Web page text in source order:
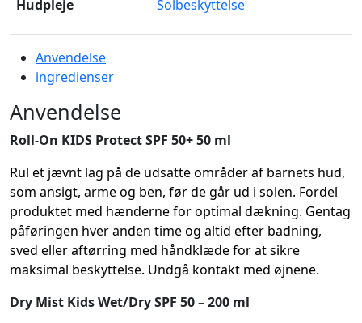
-
200
ml
GRATIS
Kids
on
antal
Hudpleje Solbeskyttelse
Anvendelse
ingredienser
Anvendelse
Roll-On KIDS Protect SPF 50+ 50 ml
Rul et jævnt lag på de udsatte områder af barnets hud,
som ansigt, arme og ben, før de går ud i solen. Fordel
produktet med hænderne for optimal dækning. Gentag
påføringen hver anden time og altid efter badning,
sved eller aftørring med håndklæde for at sikre
maksimal beskyttelse. Undgå kontakt med øjnene.
Dry Mist Kids Wet/Dry SPF 50 – 200 ml